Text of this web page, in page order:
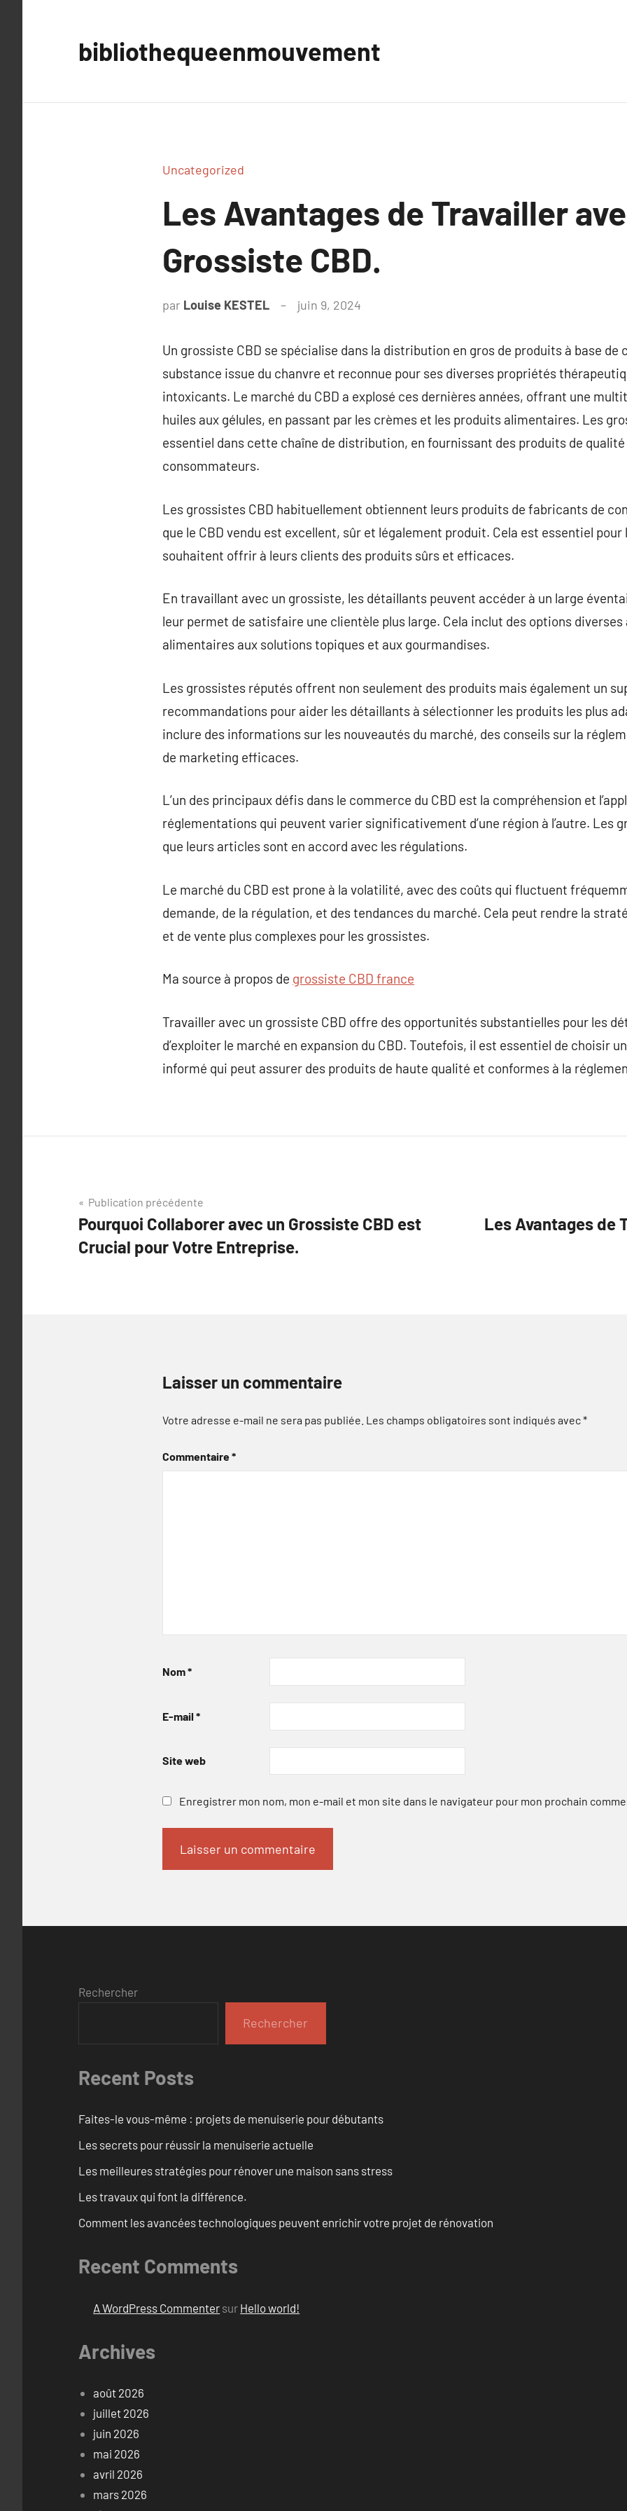
bibliothequeenmouvement
Uncategorized
Les Avantages de Travailler
Grossiste CBD.
par Louise KESTEL juin 9, 2024
Un grossiste CBD se spécialise dans la distribution en gros de produits à base de
substance issue du chanvre et reconnue pour ses diverses propriétés
intoxicants. Le marché du CBD a explosé ces dernières années, offrant une
huiles aux gélules, en passant par les crèmes et les produits alimentaires. Les
essentiel dans cette chaîne de distribution, en fournissant des produits de
consommateurs.
Les grossistes CBD habituellement obtiennent leurs produits de fabricants de
que le CBD vendu est excellent, sûr et légalement produit. Cela est essentiel
souhaitent offrir à leurs clients des produits sûrs et efficaces.
En travaillant avec un grossiste, les détaillants peuvent accéder à un large
leur permet de satisfaire une clientèle plus large. Cela inclut des options
alimentaires aux solutions topiques et aux gourmandises.
Les grossistes réputés offrent non seulement des produits mais également un
recommandations pour aider les détaillants à sélectionner les produits les plus
inclure des informations sur les nouveautés du marché, des conseils sur la
de marketing efficaces.
L’un des principaux défis dans le commerce du CBD est la compréhension et
réglementations qui peuvent varier significativement d’une région à l’autre. Les
que leurs articles sont en accord avec les régulations.
Le marché du CBD est prone à la volatilité, avec des coûts qui fluctuent
demande, de la régulation, et des tendances du marché. Cela peut rendre la
et de vente plus complexes pour les grossistes.
Ma source à propos de grossiste CBD france
Travailler avec un grossiste CBD offre des opportunités substantielles pour les
d’exploiter le marché en expansion du CBD. Toutefois, il est essentiel de choisir
informé qui peut assurer des produits de haute qualité et conformes à la
Navigation
de
l’article
Publication précédente
Pourquoi Collaborer avec un Grossiste CBD est
Crucial pour Votre Entreprise.
Les Avantages de
Laisser un commentaire
Votre adresse e-mail ne sera pas publiée. Les champs obligatoires sont indiqués avec*
Commentaire*
Nom*
E-mail *
Site web
Enregistrer mon nom, mon e-mail et mon site dans le navigateur pour mon prochain
Rechercher
Rechercher
Recent Posts
Faites-le vous-même : projets de menuiserie pour débutants
Les secrets pour réussir la menuiserie actuelle
Les meilleures stratégies pour rénover une maison sans stress
Les travaux qui font la différence.
Comment les avancées technologiques peuvent enrichir votre projet de rénovation
Recent Comments
A WordPress Commenter sur Hello world!
Archives
août 2026
juillet 2026
juin 2026
mai 2026
avril 2026
mars 2026